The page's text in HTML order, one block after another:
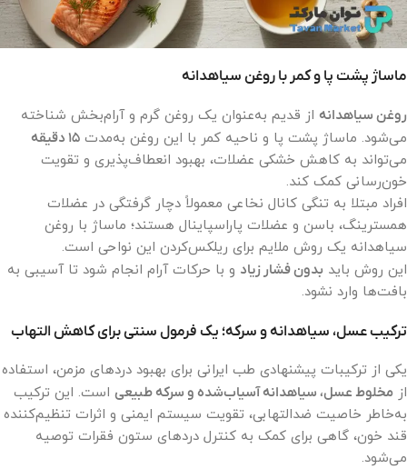
ماساژ پشت پا و کمر با روغن سیاهدانه
روغن سیاهدانه از قدیم به‌عنوان یک روغن گرم و آرام‌بخش شناخته
می‌شود. ماساژ پشت پا و ناحیه کمر با این روغن به‌مدت ۱۵ دقیقه
می‌تواند به کاهش خشکی عضلات، بهبود انعطاف‌پذیری و تقویت
خون‌رسانی کمک کند.
افراد مبتلا به تنگی کانال نخاعی معمولاً دچار گرفتگی در عضلات
همسترینگ، باسن و عضلات پاراسپاینال هستند؛ ماساژ با روغن
سیاهدانه یک روش ملایم برای ریلکس‌کردن این نواحی است.
این روش باید بدون فشار زیاد و با حرکات آرام انجام شود تا آسیبی به
بافت‌ها وارد نشود.
ترکیب عسل، سیاهدانه و سرکه؛ یک فرمول سنتی برای کاهش التهاب
یکی از ترکیبات پیشنهادی طب ایرانی برای بهبود دردهای مزمن، استفاده
از مخلوط عسل، سیاهدانه آسیاب‌شده و سرکه طبیعی است. این ترکیب
به‌خاطر خاصیت ضدالتهابی، تقویت سیستم ایمنی و اثرات تنظیم‌کننده
قند خون، گاهی برای کمک به کنترل دردهای ستون فقرات توصیه
می‌شود.